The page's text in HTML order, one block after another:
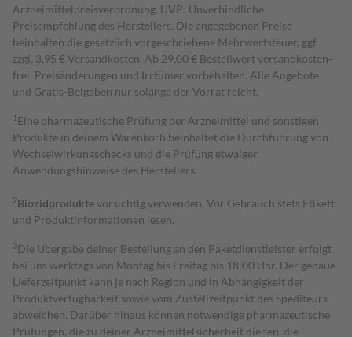
Arzneimittelpreisverordnung. UVP: Unverbindliche
Preisempfehlung des Herstellers. Die angegebenen Preise
beinhalten die gesetzlich vorgeschriebene Mehrwertsteuer, ggf.
zzgl. 3,95 € Versandkosten. Ab 29,00 € Bestell­wert versand­kosten­
frei. Preisänderungen und Irrtümer vorbehalten. Alle Angebote
und Gratis-Beigaben nur solange der Vorrat reicht.
1 Eine pharmazeutische Prüfung der Arzneimittel und sonstigen
Produkte in deinem Warenkorb beinhaltet die Durchführung von
Wechselwirkungschecks und die Prüfung etwaiger
Anwendungshinweise des Herstellers.
2Biozidproduktevorsichtig verwenden. Vor Gebrauch stets Etikett
und Produktinformationen lesen.
3Die Übergabe deiner Bestellung an den Paketdienstleister erfolgt
bei uns werktags von Montag bis Freitag bis 18:00 Uhr. Der genaue
Lieferzeitpunkt kann je nach Region und in Abhängigkeit der
Produktverfügbarkeit sowie vom Zustellzeitpunkt des Spediteurs
abweichen. Darüber hinaus können notwendige pharmazeutische
Prüfungen, die zu deiner Arzneimittelsicherheit dienen, die